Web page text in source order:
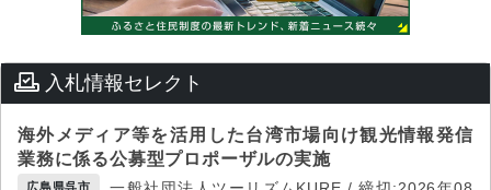
入札情報セレクト
海外メディア等を活用した台湾市場向け観光情報発信
業務に係る公募型プロポーザルの実施
広島県呉市